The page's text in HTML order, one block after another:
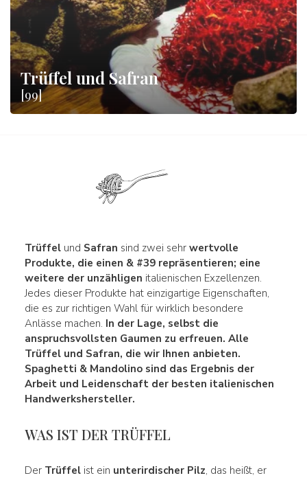
Trüffel und Safran
[99]
Trüffelund Safran sind zwei sehr wertvolle
Produkte, die einen & #39 repräsentieren; eine
weitere der unzähligen italienischen Exzellenzen.
Jedes dieser Produkte hat einzigartige Eigenschaften,
die es zur richtigen Wahl für wirklich besondere
Anlässe machen. In der Lage, selbst die
anspruchsvollsten Gaumen zu erfreuen. Alle
Trüffel und Safran, die wir Ihnen anbieten.
Spaghetti & Mandolino sind das Ergebnis der
Arbeit und Leidenschaft der besten italienischen
Handwerkshersteller.
WAS IST DER TRÜFFEL
Der Trüffelist ein unterirdischer Pilz, das heißt, er